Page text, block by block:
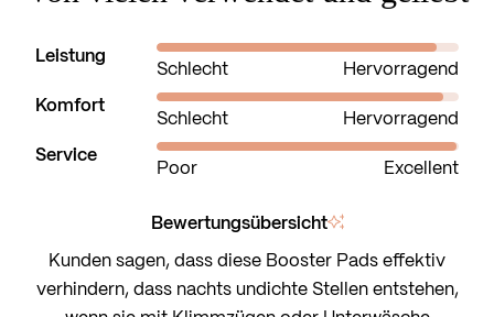
Leistung
Mit 4.7 auf einer Skala von 1 bis 5 bewertet
Schlecht Hervorragend
Komfort
Mit 4.8 auf einer Skala von 1 bis 5 bewertet
Schlecht Hervorragend
Service
Mit 5.0 auf einer Skala von 1 bis 5 bewertet
Poor Excellent
Bewertungsübersicht
Kunden sagen, dass diese Booster Pads effektiv
verhindern, dass nachts undichte Stellen entstehen,